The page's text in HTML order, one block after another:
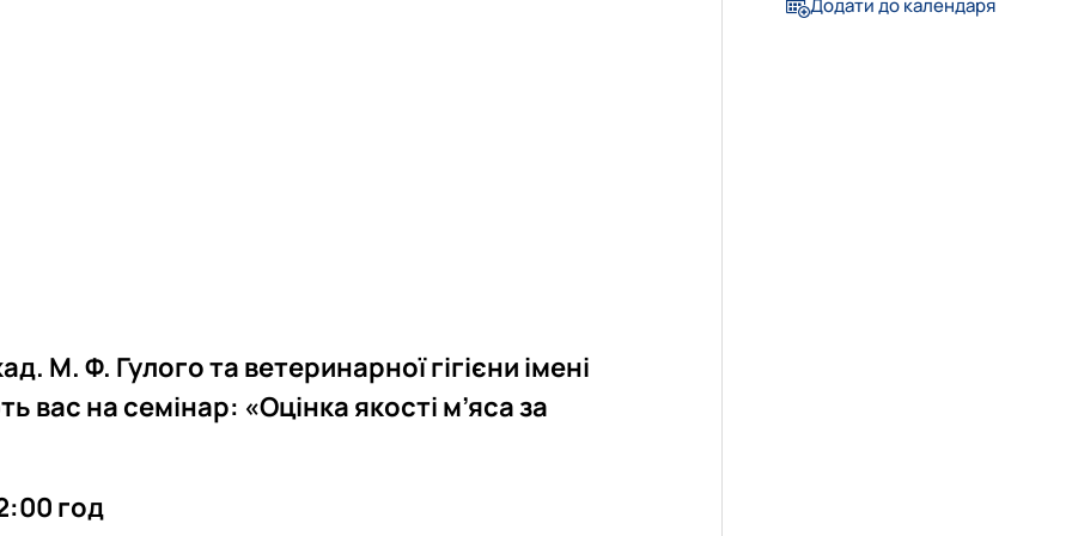
вченою радою факультет…
ветеринарної медицини …
М. Ф. Гулого та ветеринарної гігієни імені
вас на семінар: «Оцінка якості м’яса за
год
Додати до календаря